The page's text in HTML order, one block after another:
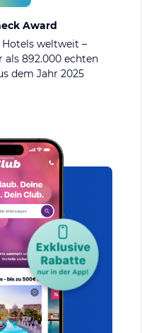
Award
weltweit –
als 892.000 echten
dem Jahr 2025